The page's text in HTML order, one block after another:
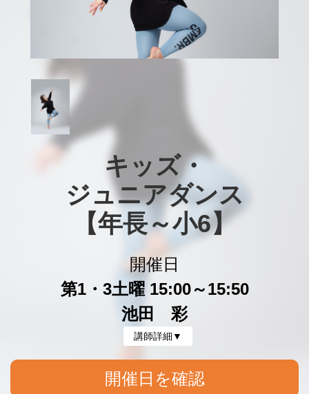
キッズ・
ジュニアダンス
【年長～小6】
開催日
第1・3土曜 15:00～15:50
池田 彩
講師詳細▼
開催日を確認